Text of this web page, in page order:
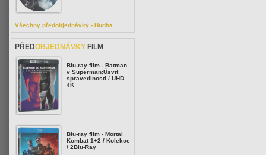
Všechny předobjednávky - Hudba
PŘEDOBJEDNÁVKY FILM
Blu-ray film - Batman
v Superman:Úsvit
spravedlnosti / UHD
4K
Blu-ray film - Mortal
Kombat 1+2 / Kolekce
/ 2Blu-Ray